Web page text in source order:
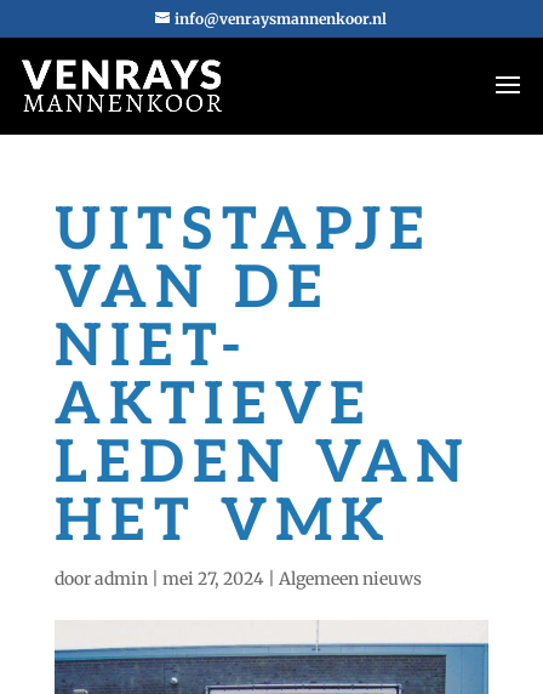
info@venraysmannenkoor.nl
UITSTAPJE
VAN DE
NIET-
AKTIEVE
LEDEN VAN
HET VMK
dooradmin| mei 27, 2024| Algemeen nieuws